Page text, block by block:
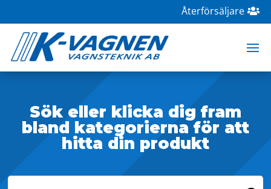
Återförsäljare
Sök eller klicka dig fram
bland kategorierna för att
hitta din produkt